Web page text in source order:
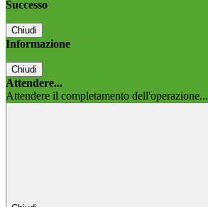
Successo
Chiudi
Informazione
Chiudi
Attendere...
Attendere il completamento dell'operazione...